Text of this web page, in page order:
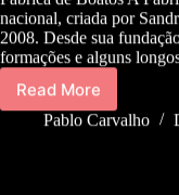
nacional, criada por
2008. Desde sua
formações e alguns
Read More
Pablo Carvalho